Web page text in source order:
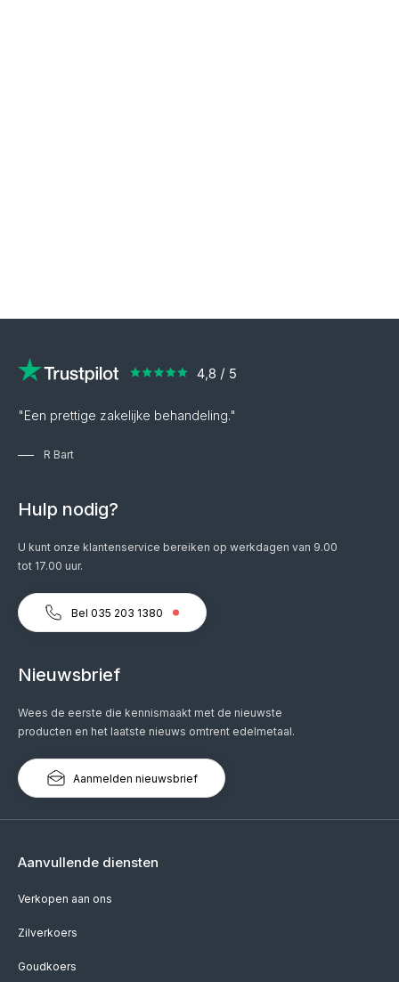
"Een prettige zakelijke behandeling."
R Bart
Hulp nodig?
U kunt onze klantenservice bereiken op werkdagen van 9.00
tot 17.00 uur.
Bel 035 203 1380
Nieuwsbrief
Wees de eerste die kennismaakt met de nieuwste
producten en het laatste nieuws omtrent edelmetaal.
Aanmelden nieuwsbrief
Aanvullende diensten
Verkopen aan ons
Zilverkoers
Goudkoers